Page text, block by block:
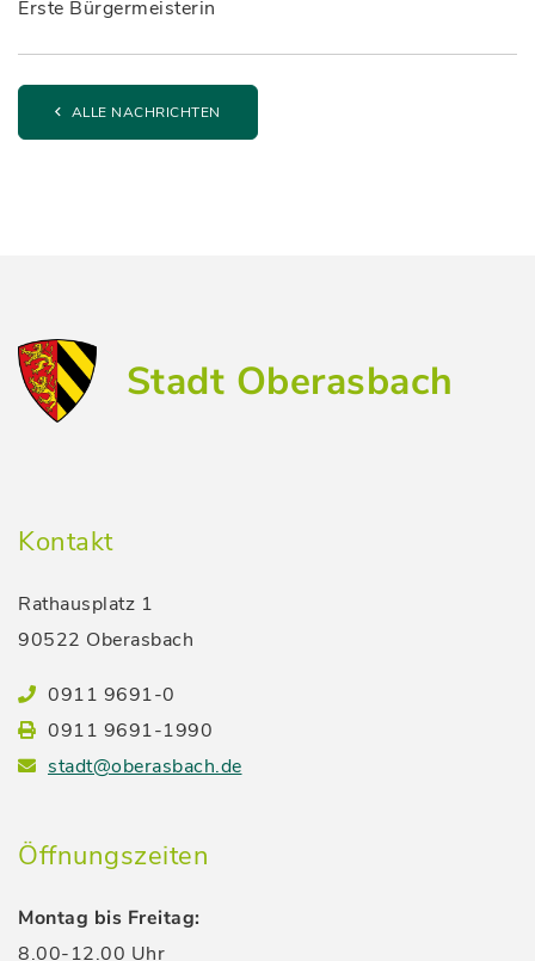
Erste Bürgermeisterin
ALLE NACHRICHTEN
Stadt Oberasbach
Kontakt
Rathausplatz 1
90522 Oberasbach
0911 9691-0
0911 9691-1990
stadt@oberasbach.de
Öffnungszeiten
Montag bis Freitag:
8.00-12.00 Uhr